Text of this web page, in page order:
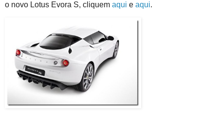
o novo Lotus Evora S, cliquem aqui e aqui.